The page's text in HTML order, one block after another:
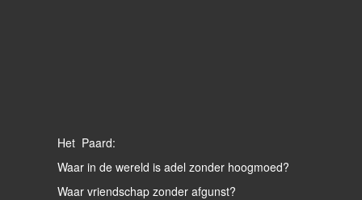
Het Paard:
Waar in de wereld is adel zonder hoogmoed?
Waar vriendschap zonder afgunst?